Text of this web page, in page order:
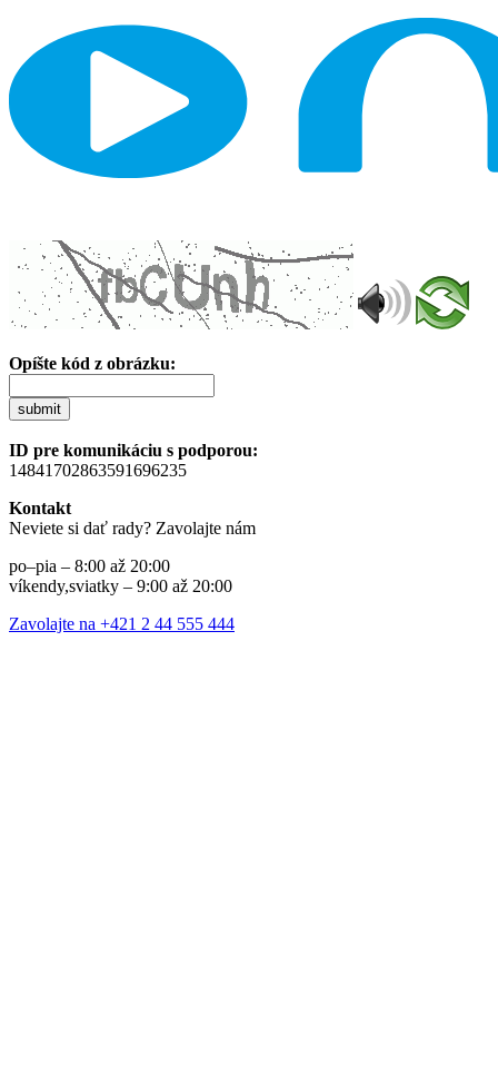
Opíšte kód z obrázku:
submit
ID pre komunikáciu s podporou:
14841702863591696235
Kontakt
Neviete si dať rady? Zavolajte nám
po–pia – 8:00 až 20:00
víkendy,sviatky – 9:00 až 20:00
Zavolajte na +421 2 44 555 444